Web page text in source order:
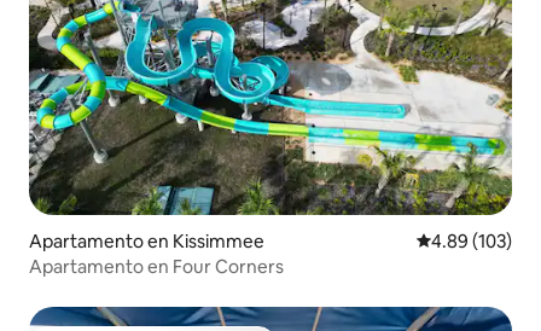
Apartamento en Kissimmee Calificación
4.89 (103)
Apartamento en Four Corners